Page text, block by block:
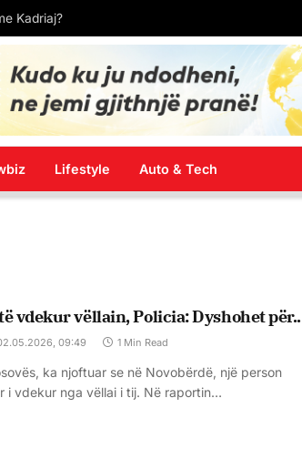
Kadriaj?
Lifestyle Auto & Tech
vdekur vëllain, Policia: Dyshohet për..
09:49 1 Min Read
ka njoftuar se në Novobërdë, një person
i vdekur nga vëllai i tij. Në raportin…